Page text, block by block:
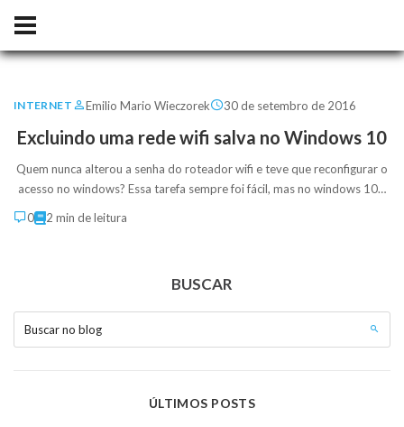
INTERNET Emilio Mario Wieczorek 30 de setembro de 2016
Excluindo uma rede wifi salva no Windows 10
Quem nunca alterou a senha do roteador wifi e teve que reconfigurar o
acesso no windows? Essa tarefa sempre foi fácil, mas no windows 10…
0
2 min de leitura
BUSCAR
Buscar no blog
ÚLTIMOS POSTS